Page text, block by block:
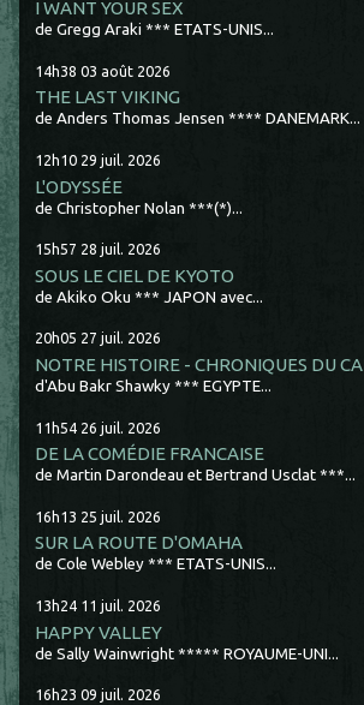
I WANT YOUR SEX
de Gregg Araki *** ETATS-UNIS...
14h38 03 août 2026
THE LAST VIKING
de Anders Thomas Jensen **** DANEMARK...
12h10 29 juil. 2026
L'ODYSSÉE
de Christopher Nolan ***(*)...
15h57 28 juil. 2026
SOUS LE CIEL DE KYOTO
de Akiko Oku *** JAPON avec...
20h05 27 juil. 2026
NOTRE HISTOIRE - CHRONIQUES DU
d'Abu Bakr Shawky *** EGYPTE...
11h54 26 juil. 2026
DE LA COMÉDIE FRANCAISE
de Martin Darondeau et Bertrand Usclat ***...
16h13 25 juil. 2026
SUR LA ROUTE D'OMAHA
de Cole Webley *** ETATS-UNIS...
13h24 11 juil. 2026
HAPPY VALLEY
de Sally Wainwright ***** ROYAUME-UNI...
16h23 09 juil. 2026